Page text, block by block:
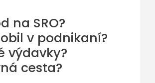
na SRO?
v podnikaní?
výdavky?
cesta?